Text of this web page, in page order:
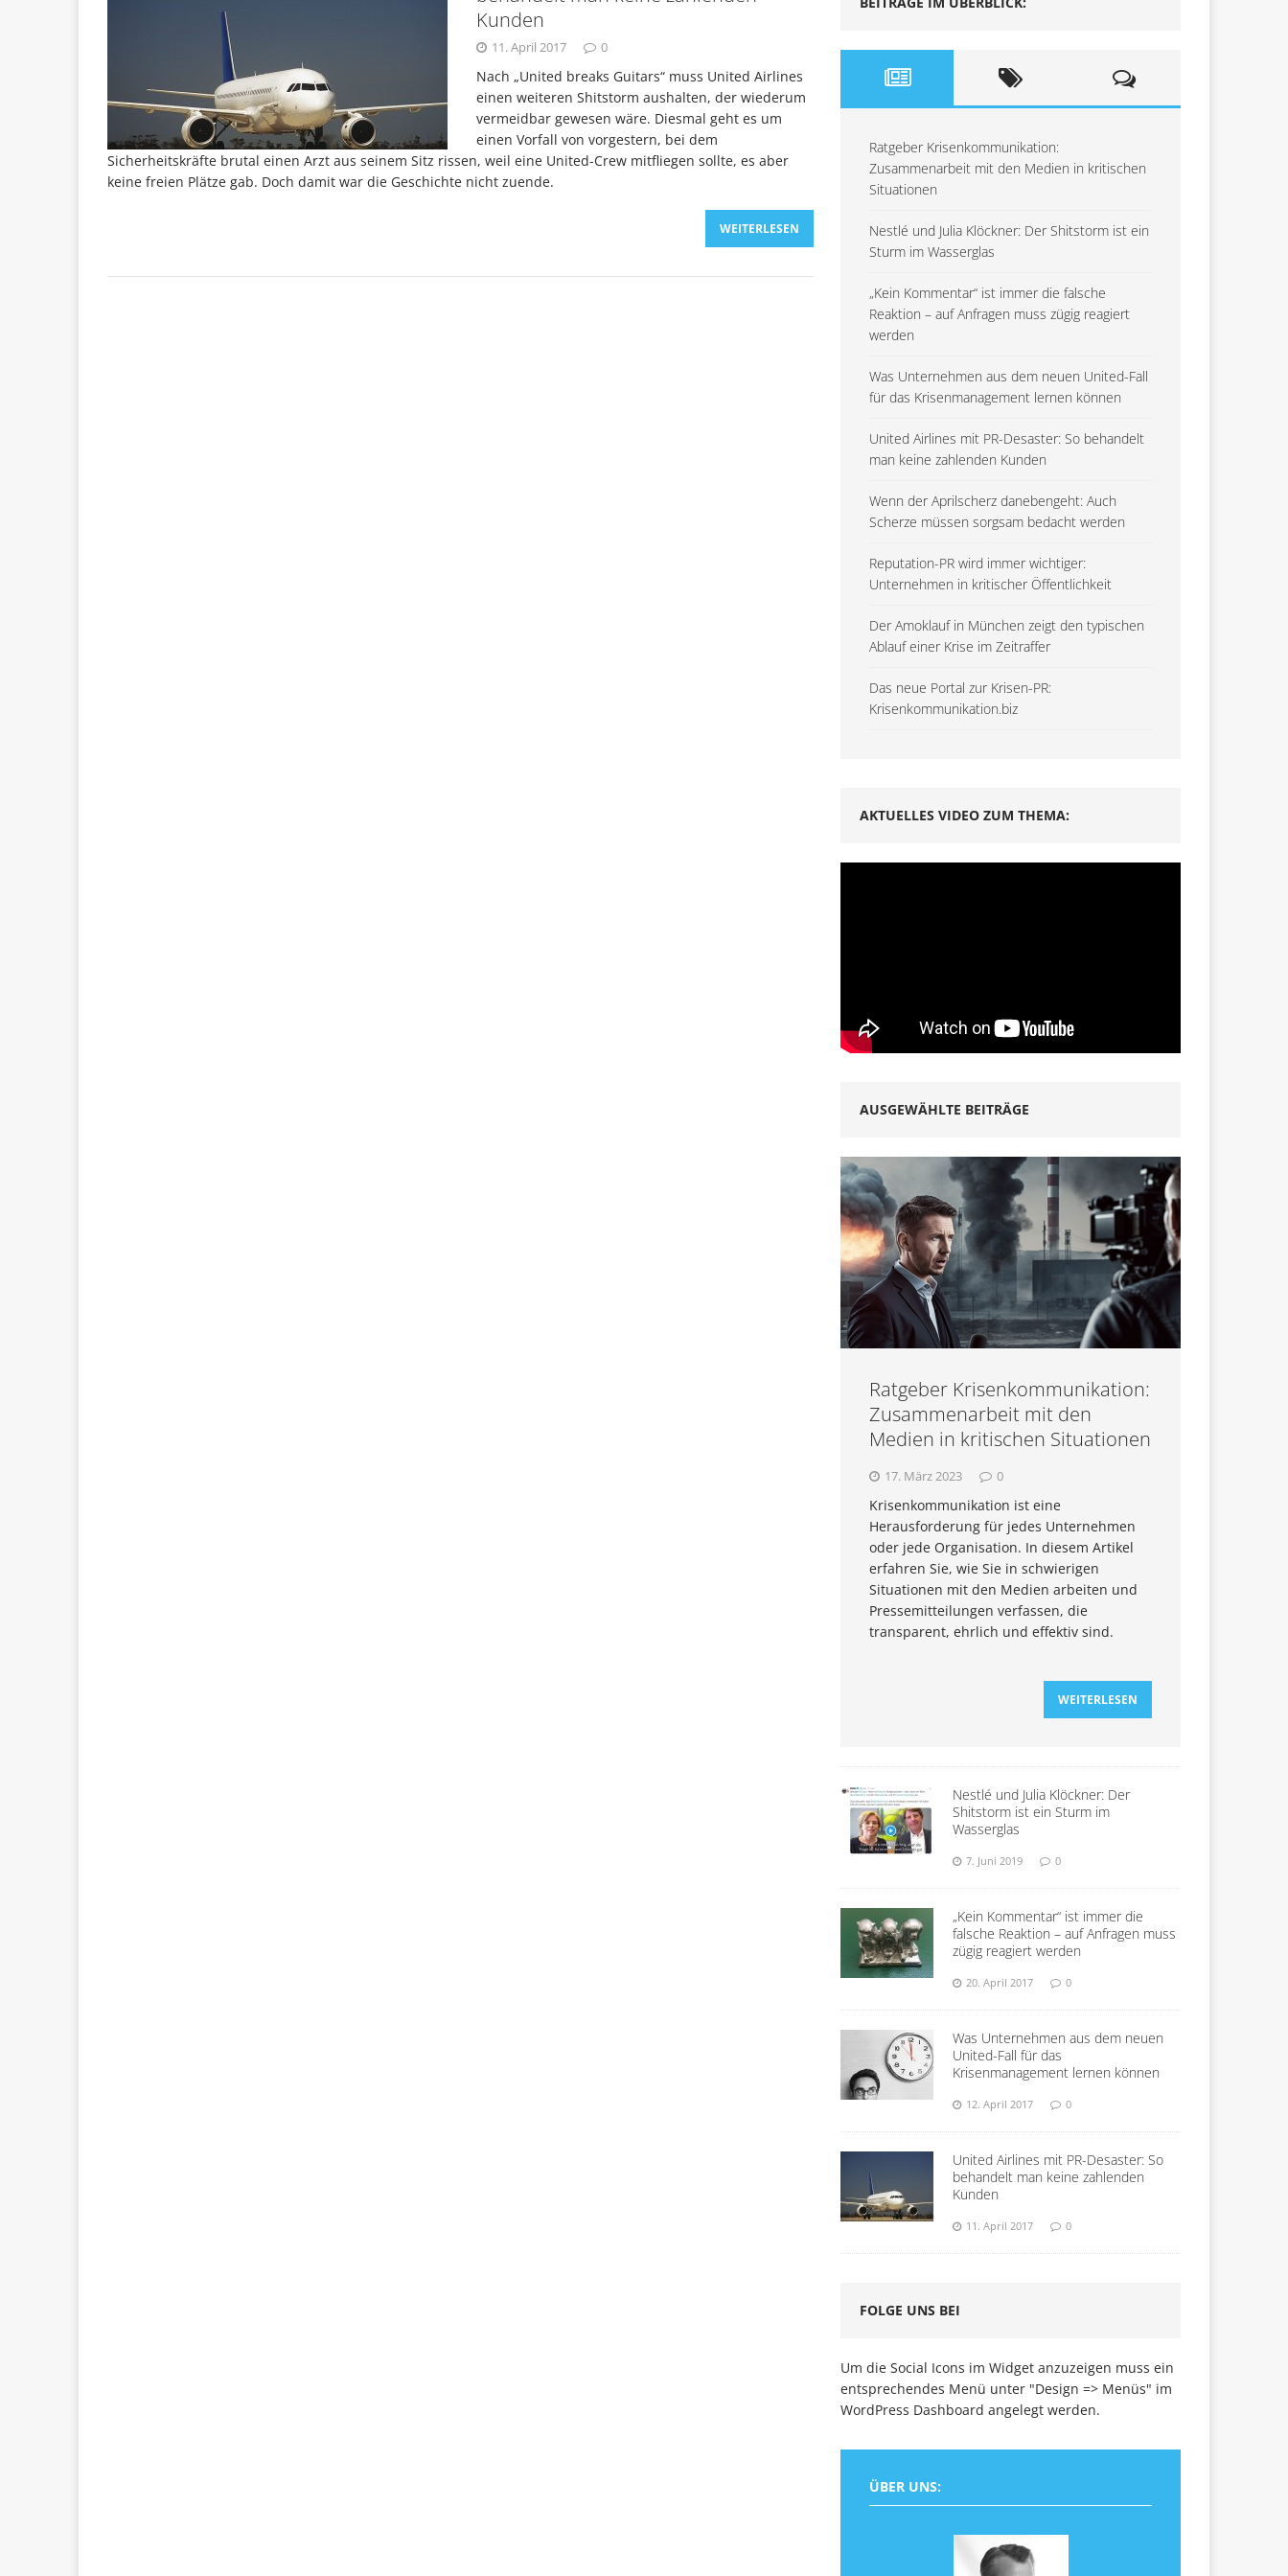
Kunden
11. April 2017 0
Nach „United breaks Guitars“ muss United Airlines
einen weiteren Shitstorm aushalten, der wiederum
vermeidbar gewesen wäre. Diesmal geht es um
einen Vorfall von vorgestern, bei dem
Sicherheitskräfte brutal einen Arzt aus seinem Sitz rissen, weil eine United-Crew mitfliegen sollte, es aber
keine freien Plätze gab. Doch damit war die Geschichte nicht zuende.
WEITERLESEN
Ratgeber Krisenkommunikation:
Zusammenarbeit mit den Medien in kritischen
Situationen
Nestlé und Julia Klöckner: Der Shitstorm ist ein
Sturm im Wasserglas
„Kein Kommentar“ ist immer die falsche
Reaktion – auf Anfragen muss zügig reagiert
werden
Was Unternehmen aus dem neuen United-Fall
für das Krisenmanagement lernen können
United Airlines mit PR-Desaster: So behandelt
man keine zahlenden Kunden
Wenn der Aprilscherz danebengeht: Auch
Scherze müssen sorgsam bedacht werden
Reputation-PR wird immer wichtiger:
Unternehmen in kritischer Öffentlichkeit
Der Amoklauf in München zeigt den typischen
Ablauf einer Krise im Zeitraffer
Das neue Portal zur Krisen-PR:
Krisenkommunikation.biz
AKTUELLES VIDEO ZUM THEMA:
AUSGEWÄHLTE BEITRÄGE
Ratgeber Krisenkommunikation:
Zusammenarbeit mit den
Medien in kritischen Situationen
17. März 2023 0
Krisenkommunikation ist eine
Herausforderung für jedes Unternehmen
oder jede Organisation. In diesem Artikel
erfahren Sie, wie Sie in schwierigen
Situationen mit den Medien arbeiten und
Pressemitteilungen verfassen, die
transparent, ehrlich und effektiv sind.
WEITERLESEN
Nestlé und Julia Klöckner: Der
Shitstorm ist ein Sturm im
Wasserglas
7. Juni 2019 0
„Kein Kommentar“ ist immer die
falsche Reaktion – auf Anfragen muss
zügig reagiert werden
20. April 2017 0
Was Unternehmen aus dem neuen
United-Fall für das
Krisenmanagement lernen können
12. April 2017 0
United Airlines mit PR-Desaster: So
behandelt man keine zahlenden
Kunden
11. April 2017 0
FOLGE UNS BEI
Um die Social Icons im Widget anzuzeigen muss ein
entsprechendes Menü unter "Design => Menüs" im
WordPress Dashboard angelegt werden.
ÜBER UNS: